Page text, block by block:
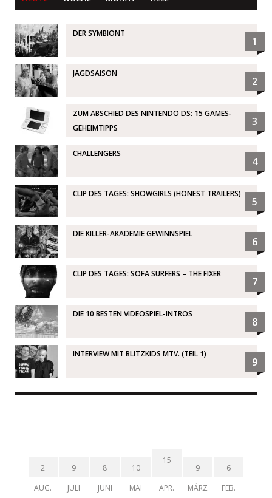
DER SYMBIONT
1
JAGDSAISON
2
ZUM ABSCHIED DES NINTENDO DS: 15 GAMES-
GEHEIMTIPPS
3
CHALLENGERS
4
CLIP DES TAGES: SHOWGIRLS (HONEST TRAILERS)
5
DIE KILLER-AKADEMIE GEWINNSPIEL
6
CLIP DES TAGES: SOFA SURFERS – THE FIXER
7
DIE 10 BESTEN VIDEOSPIEL-INTROS
8
INTERVIEW MIT BLITZKIDS MTV. (TEIL 1)
9
2
AUG.
9
JULI
8
JUNI
10
MAI
15
APR.
9
MÄRZ
6
FEB.